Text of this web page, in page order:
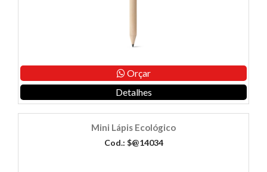
Orçar
Detalhes
Mini Lápis Ecológico
Cod.: $@14034